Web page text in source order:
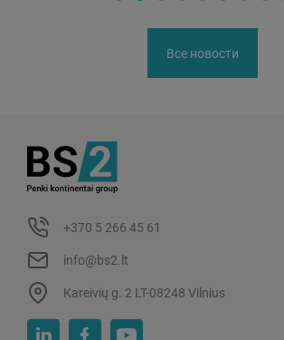
Все новости
+370 5 266 45 61
info@bs2.lt
Kareivių g. 2 LT-08248 Vilnius